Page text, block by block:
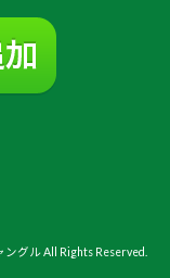
グル All Rights Reserved.